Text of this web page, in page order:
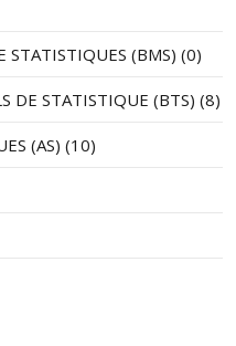
STATISTIQUES (BMS) (0)
DE STATISTIQUE (BTS) (8)
(AS) (10)